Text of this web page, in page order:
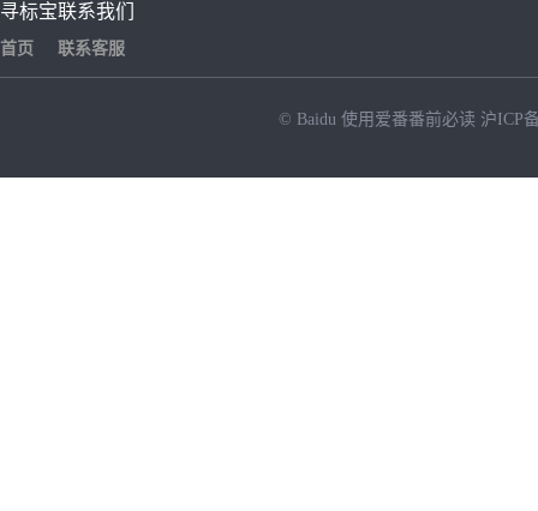
寻标宝
首页
联系我们
联系客服
© Baidu 使用爱番番前必读 沪ICP